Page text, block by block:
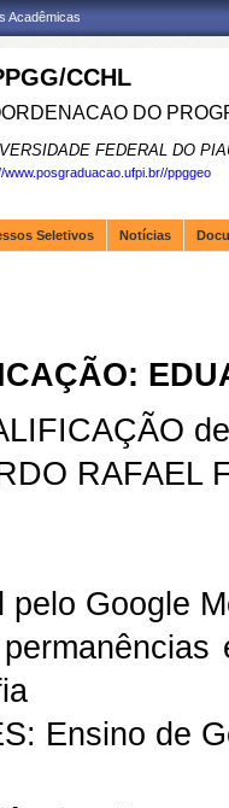
Acadêmicas
CCHL
DO
FEDERAL DO
www.posgraduacao.ufpi.br//ppggeo
Seletivos Notícias
RAFAEL
pelo Google
Ensino de